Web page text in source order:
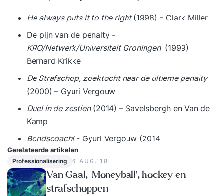
He always puts it to the right (1998) – Clark Miller
De pijn van de penalty -
KRO/Netwerk/Universiteit Groningen (1999)
Bernard Krikke
De Strafschop, zoektocht naar de ultieme penalty
(2000) – Gyuri Vergouw
Duel in de zestien(2014) – Savelsbergh en Van de
Kamp
Bondscoach!- Gyuri Vergouw (2014
Gerelateerde artikelen
Professionalisering 6 AUG.‘18
Van Gaal, 'Moneyball', hockey en
strafschoppen